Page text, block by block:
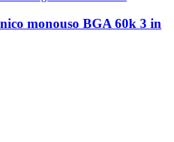
monouso BGA 60k 3 in